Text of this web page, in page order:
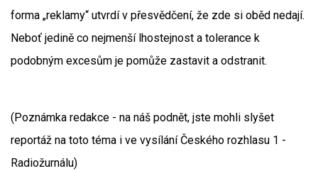
forma „reklamy“ utvrdí v přesvědčení, že zde si oběd nedají.
Neboť jedině co nejmenší lhostejnost a tolerance k
podobným excesům je pomůže zastavit a odstranit.
(Poznámka redakce - na náš podnět, jste mohli slyšet
reportáž na toto téma i ve vysílání Českého rozhlasu 1 -
Radiožurnálu)